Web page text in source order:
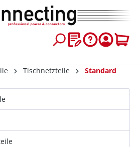
Tischnetzteile Standard